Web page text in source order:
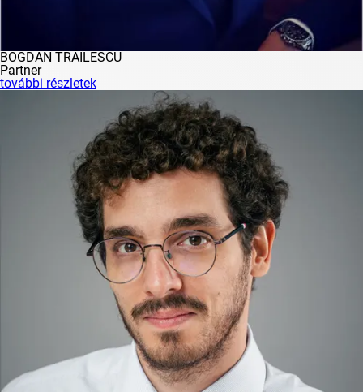
BOGDAN TRĂILESCU
Partner
további részletek